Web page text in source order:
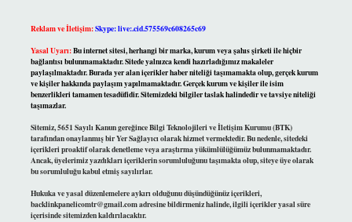
Reklam ve İletişim:Skype: live:.cid.575569c608265c69
Yasal Uyarı:Bu internet sitesi, herhangi bir marka, kurum veya şahıs şirketi ile hiçbir
bağlantısı bulunmamaktadır. Sitede yalnızca kendi hazırladığımız makaleler
paylaşılmaktadır. Burada yer alan içerikler haber niteliği taşımamakta olup, gerçek kurum
ve kişiler hakkında paylaşım yapılmamaktadır. Gerçek kurum ve kişiler ile isim
benzerlikleri tamamen tesadüfidir. Sitemizdeki bilgiler taslak halindedir ve tavsiye niteliği
taşımazlar.
Sitemiz, 5651 Sayılı Kanun gereğince Bilgi Teknolojileri ve İletişim Kurumu (BTK)
tarafından onaylanmış bir Yer Sağlayıcı olarak hizmet vermektedir. Bu nedenle, sitedeki
içerikleri proaktif olarak denetleme veya araştırma yükümlülüğümüz bulunmamaktadır.
Ancak, üyelerimiz yazdıkları içeriklerin sorumluluğunu taşımakta olup, siteye üye olarak
bu sorumluluğu kabul etmiş sayılırlar.
Hukuka ve yasal düzenlemelere aykırı olduğunu düşündüğünüz içerikleri,
backlinkpanelicomtr@gmail.comadresine bildirmeniz halinde, ilgili içerikler yasal süre
içerisinde sitemizden kaldırılacaktır.